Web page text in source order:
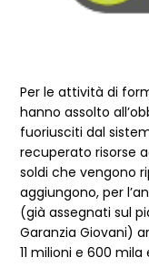
Per le attività di
hanno assolto
fuoriusciti dal
recuperato risorse
soldi che vengono
aggiungono, per
(già assegnati sul
Garanzia Giovani)
11 milioni e 600 mila